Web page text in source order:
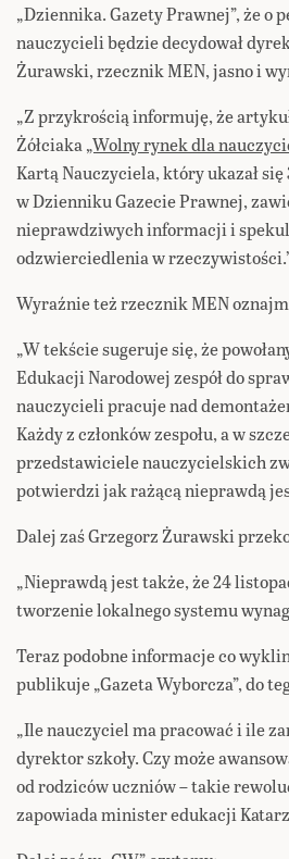
„Dziennika. Gazety Prawnej”, że o
nauczycieli będzie decydował
Żurawski, rzecznik MEN, jasno i
„Z przykrością informuję, że
Żółciaka„Wolny rynek dla
Kartą Nauczyciela, który ukazał
w Dzienniku Gazecie Prawnej,
nieprawdziwych informacji i
odzwierciedlenia w
Wyraźnie też rzecznik MEN
„W tekście sugeruje się, że
Edukacji Narodowej zespół do
nauczycieli pracuje nad
Każdy z członków zespołu, a w
przedstawiciele nauczycielskich
potwierdzi jak rażącą nieprawdą
Dalej zaś Grzegorz Żurawski
„Nieprawdą jest także, że 24
tworzenie lokalnego systemu
Teraz podobne informacje co
publikuje „Gazeta Wyborcza”, do
„Ile nauczyciel ma pracować i ile
dyrektor szkoły. Czy może
od rodziców uczniów – takie
zapowiada minister edukacji